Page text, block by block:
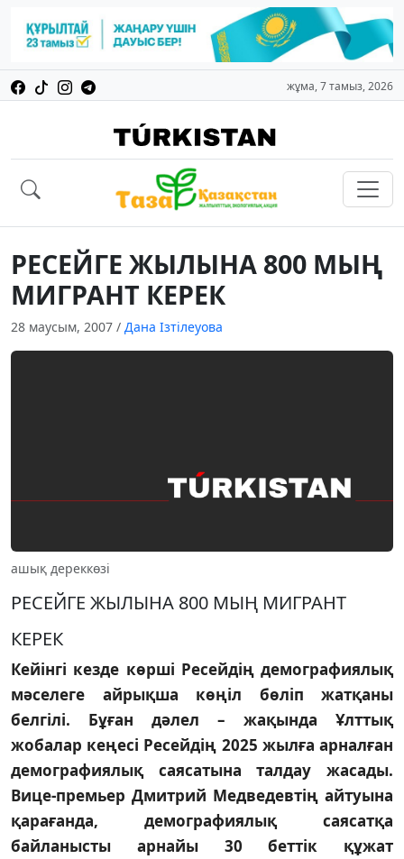
жұма, 7 тамыз, 2026
РЕСЕЙГЕ ЖЫЛЫНА 800 МЫҢ
МИГРАНТ КЕРЕК
28 маусым, 2007 / Дана Ізтілеуова
ашық дереккөзі
РЕСЕЙГЕ ЖЫЛЫНА 800 МЫҢ МИГРАНТ
КЕРЕК
Кейiнгi кезде көршi Ресейдiң демографиялық
мәселеге айрықша көңiл бөлiп жатқаны
белгiлi. Бұған дәлел – жақында Ұлттық
жобалар кеңесi Ресейдiң 2025 жылға арналған
демографиялық саясатына талдау жасады.
Вице-премьер Дмитрий Медведевтiң айтуына
қарағанда, демографиялық саясатқа
байланысты арнайы 30 беттiк құжат